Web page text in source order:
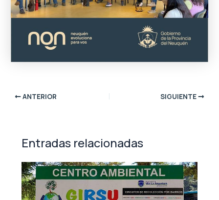
ANTERIOR SIGUIENTE
Entradas relacionadas